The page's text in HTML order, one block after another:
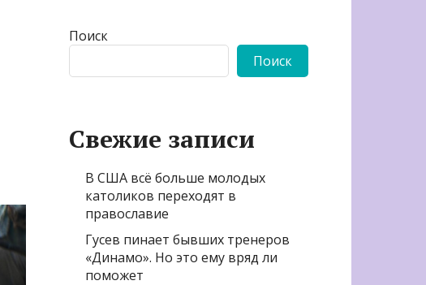
Поиск
Поиск
Свежие записи
В США всё больше молодых
католиков переходят в
православие
Гусев пинает бывших тренеров
«Динамо». Но это ему вряд ли
поможет